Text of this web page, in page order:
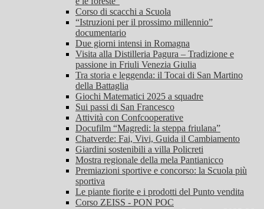
Corso di scacchi a Scuola
“Istruzioni per il prossimo millennio”
documentario
Due giorni intensi in Romagna
Visita alla Distilleria Pagura – Tradizione e
passione in Friuli Venezia Giulia
Tra storia e leggenda: il Tocai di San Martino
della Battaglia
Giochi Matematici 2025 a squadre
Sui passi di San Francesco
Attività con Confcooperative
Docufilm “Magredi: la steppa friulana”
Chatverde: Fai, Vivi, Guida il Cambiamento
Giardini sostenibili a villa Policreti
Mostra regionale della mela Pantianicco
Premiazioni sportive e concorso: la Scuola più
sportiva
Le piante fiorite e i prodotti del Punto vendita
Corso ZEISS - PON POC